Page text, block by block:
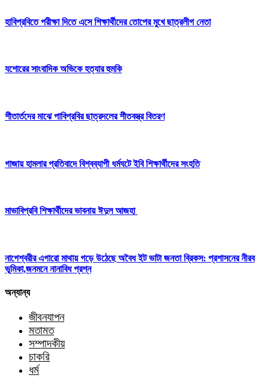
হাবিপ্রবিতে পরীক্ষা দিতে এসে শিক্ষার্থীদের তোপের মুখে ছাত্রলীগ নেতা
যশোরের সাংবাদিক অভিকে হত্যার হুমকি
শীতার্তদের মাঝে পাবিপ্রবির ছাত্রদলের শীতবস্ত্র বিতরণ
গাজায় হামলার প্রতিবাদে বিশ্বব্যাপী ধর্মঘটে ইবি শিক্ষার্থীদের সংহতি
মাভাবিপ্রবি শিক্ষার্থীদের ভাবনায় ঈদুল আজহা ‎
নাগেশ্বরীর এগারো মাথায় গড়ে উঠেছে অবৈধ ইট ভাটা জনতা ব্রিকস: প্রশাসনের নীরব
ভূমিকা,জনমনে নানাবিধ প্রশ্ন
অন্যান্য
জীবনযাপন
মতামত
সম্পাদকীয়
চাকরি
ধর্ম